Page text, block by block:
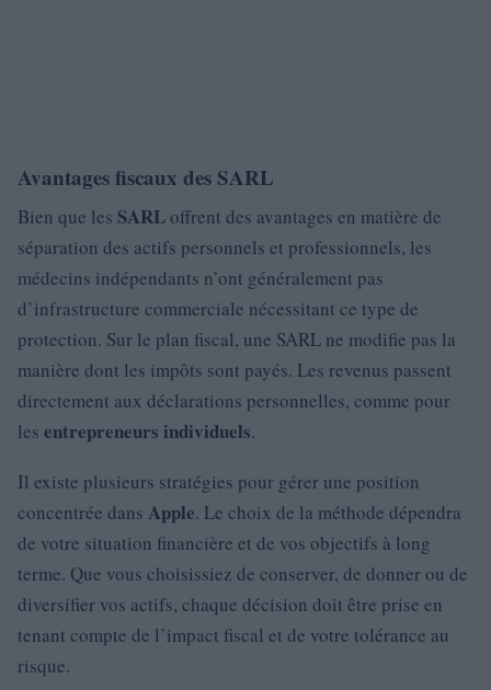
Avantages fiscaux des SARL
Bien que les SARLoffrent des avantages en matière de
séparation des actifs personnels et professionnels, les
médecins indépendants n’ont généralement pas
d’infrastructure commerciale nécessitant ce type de
protection. Sur le plan fiscal, une SARL ne modifie pas la
manière dont les impôts sont payés. Les revenus passent
directement aux déclarations personnelles, comme pour
les entrepreneurs individuels.
Il existe plusieurs stratégies pour gérer une position
concentrée dans Apple. Le choix de la méthode dépendra
de votre situation financière et de vos objectifs à long
terme. Que vous choisissiez de conserver, de donner ou de
diversifier vos actifs, chaque décision doit être prise en
tenant compte de l’impact fiscal et de votre tolérance au
risque.